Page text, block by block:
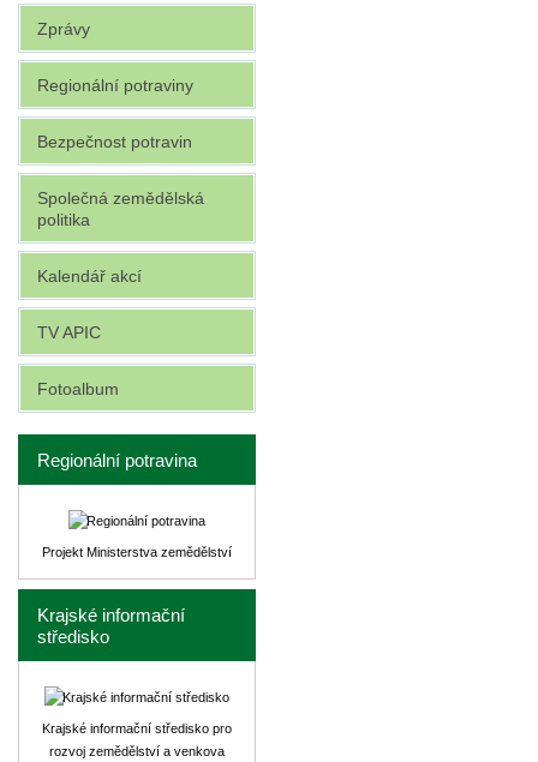
Zprávy
Regionální potraviny
Bezpečnost potravin
Společná zemědělská
politika
Kalendář akcí
TV APIC
Fotoalbum
Regionální potravina
Projekt Ministerstva zemědělství
Krajské informační
středisko
Krajské informační středisko pro
rozvoj zemědělství a venkova